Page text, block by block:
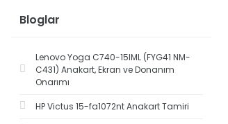
Bloglar
Lenovo Yoga C740-15IML (FYG41 NM-
C431) Anakart, Ekran ve Donanım
Onarımı
HP Victus 15-fa1072nt Anakart Tamiri